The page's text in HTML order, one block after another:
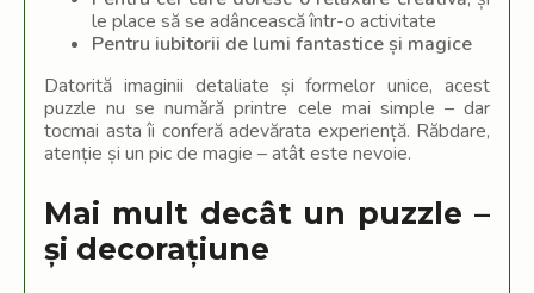
le place să se adâncească într-o activitate
Pentru iubitorii de lumi fantastice și magice
Datorită imaginii detaliate și formelor unice, acest
puzzle nu se numără printre cele mai simple – dar
tocmai asta îi conferă adevărata experiență. Răbdare,
atenție și un pic de magie – atât este nevoie.
Mai mult decât un puzzle –
și decorațiune